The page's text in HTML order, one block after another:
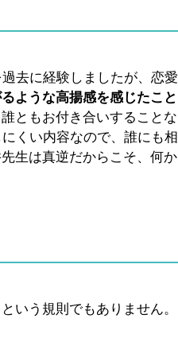
去に経験しましたが、恋愛
ような高揚感を感じたこと
ともお付き合いすることな
くい内容なので、誰にも相
生は真逆だからこそ、何か
いう規則でもありません。